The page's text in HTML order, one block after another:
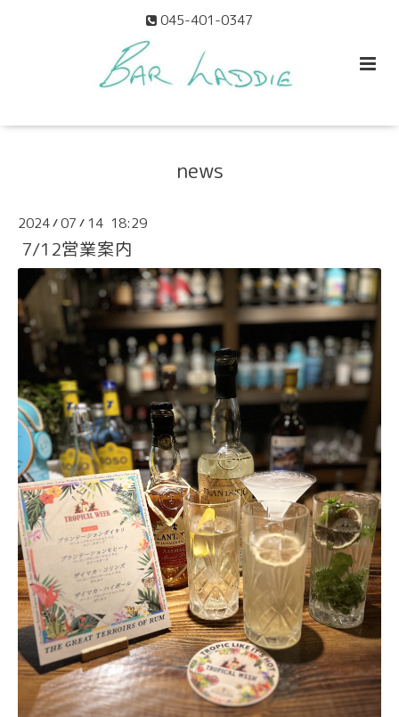
045-401-0347
news
2024/07 / 14 18:29
7/12営業案内